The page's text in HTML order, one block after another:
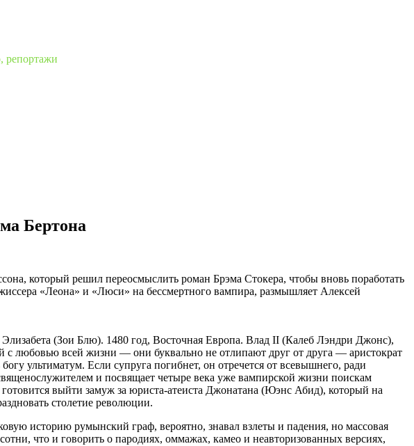
репортажи
Бертона
который решил переосмыслить роман Брэма Стокера, чтобы вновь поработать
«Леона» и «Люси» на бессмертного вампира, размышляет Алексей
(Зои Блю). 1480 год, Восточная Европа. Влад II (Калеб Лэндри Джонс),
с любовью всей жизни — они буквально не отлипают друг от друга — аристократ
ультиматум. Если супруга погибнет, он отречется от всевышнего, ради
и посвящает четыре века уже вампирской жизни поискам
выйти замуж за юриста-атеиста Джонатана (Юэнс Абид), который на
столетие революции.
историю румынский граф, вероятно, знавал взлеты и падения, но массовая
что и говорить о пародиях, оммажах, камео и неавторизованных версиях,